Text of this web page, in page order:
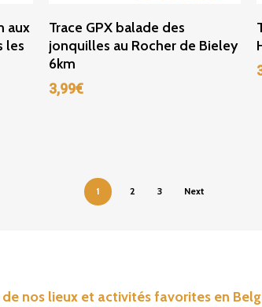
aux
les
Ajouter Au Panier
Trace GPX balade des
jonquilles au Rocher de Bieley
6km
3,99€
1 2 3 Next
nos lieux et activités favorites en